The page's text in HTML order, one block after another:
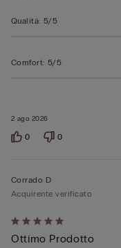
2 ago 2026
Qualità: 5/5
Comfort: 5/5
0 0
Valutato
5
Corrado D
Acquirente verificato
Ottimo Prodotto